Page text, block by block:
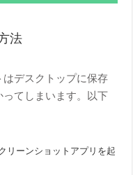
法
デスクトップに保存
てしまいます。以下
リーンショットアプリを起